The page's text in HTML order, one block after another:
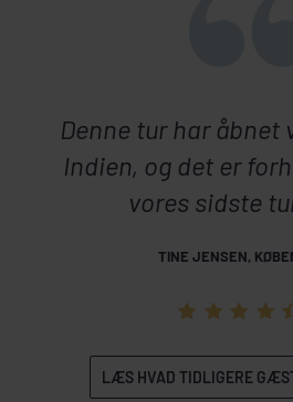
Denne tur har åbnet
Indien, og det er
vores sidste
TINE JENSEN,
LÆS HVAD TIDLIGERE